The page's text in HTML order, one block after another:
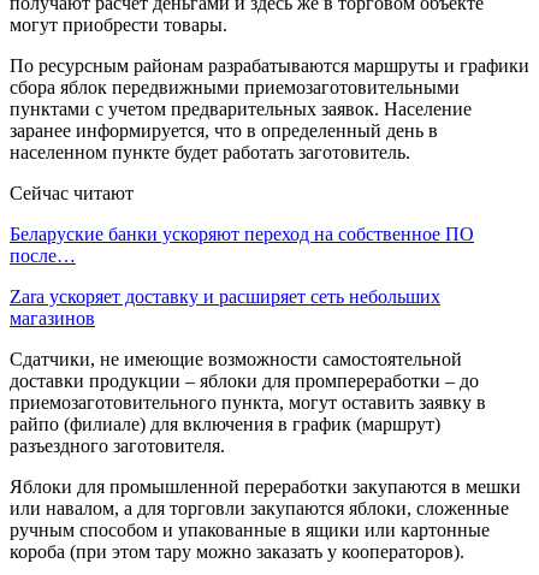
могут приобрести товары.
По ресурсным районам разрабатываются маршруты и графики
сбора яблок передвижными приемозаготовительными
пунктами с учетом предварительных заявок. Население
заранее информируется, что в определенный день в
населенном пункте будет работать заготовитель.
Сейчас читают
Беларуские банки ускоряют переход на собственное ПО
после…
Zara ускоряет доставку и расширяет сеть небольших
магазинов
Сдатчики, не имеющие возможности самостоятельной
доставки продукции – яблоки для промпереработки – до
приемозаготовительного пункта, могут оставить заявку в
райпо (филиале) для включения в график (маршрут)
разъездного заготовителя.
Яблоки для промышленной переработки закупаются в мешки
или навалом, а для торговли закупаются яблоки, сложенные
ручным способом и упакованные в ящики или картонные
короба (при этом тару можно заказать у кооператоров).